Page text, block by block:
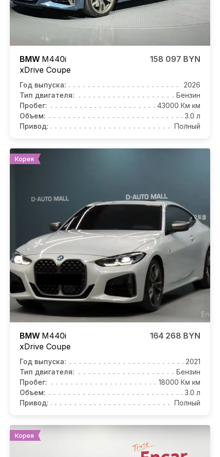
BMW M440i
xDrive Coupe
158 097 BYN
Год выпуска:
2026
Тип двигателя:
Бензин
Пробег:
43000 Км км
Объем:
3.0 л
Привод:
Полный
Корея
BMW M440i
xDrive Coupe
164 268 BYN
Год выпуска:
2021
Тип двигателя:
Бензин
Пробег:
18000 Км км
Объем:
3.0 л
Привод:
Полный
Корея